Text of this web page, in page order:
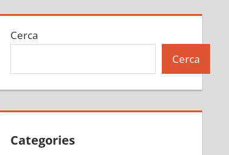
Cerca
Cerca
Categories